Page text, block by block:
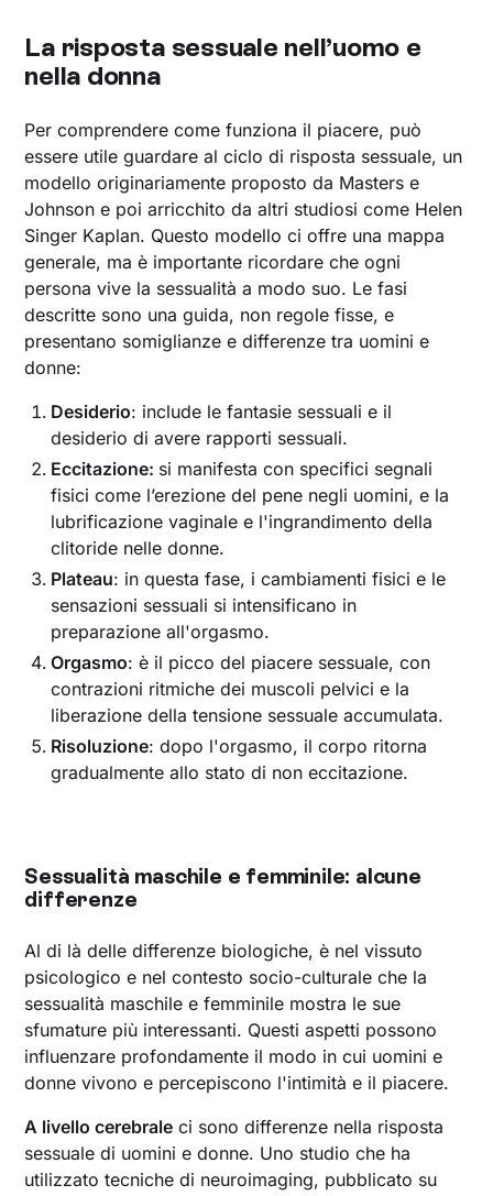
La risposta sessuale nell’uomo e
nella donna
Per comprendere come funziona il piacere, può
essere utile guardare al ciclo di risposta sessuale, un
modello originariamente proposto da Masters e
Johnson e poi arricchito da altri studiosi come Helen
Singer Kaplan. Questo modello ci offre una mappa
generale, ma è importante ricordare che ogni
persona vive la sessualità a modo suo. Le fasi
descritte sono una guida, non regole fisse, e
presentano somiglianze e differenze tra uomini e
donne:
Desiderio: include le fantasie sessuali e il
desiderio di avere rapporti sessuali.
Eccitazione: si manifesta con specifici segnali
fisici come l’erezione del pene negli uomini, e la
lubrificazione vaginale e l'ingrandimento della
clitoride nelle donne.
Plateau: in questa fase, i cambiamenti fisici e le
sensazioni sessuali si intensificano in
preparazione all'orgasmo.
Orgasmo: è il picco del piacere sessuale, con
contrazioni ritmiche dei muscoli pelvici e la
liberazione della tensione sessuale accumulata.
Risoluzione: dopo l'orgasmo, il corpo ritorna
gradualmente allo stato di non eccitazione.
Sessualità maschile e femminile: alcune
differenze
Al di là delle differenze biologiche, è nel vissuto
psicologico e nel contesto socio-culturale che la
sessualità maschile e femminile mostra le sue
sfumature più interessanti. Questi aspetti possono
influenzare profondamente il modo in cui uomini e
donne vivono e percepiscono l'intimità e il piacere.
A livello cerebrale ci sono differenze nella risposta
sessuale di uomini e donne. Uno studio che ha
utilizzato tecniche di neuroimaging, pubblicato su